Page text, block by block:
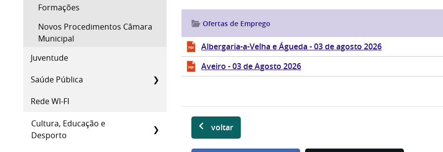
Formações
Novos Procedimentos Câmara
Municipal
Juventude
Saúde Pública
Rede WI-FI
Cultura, Educação e
Desporto
Ofertas de Emprego
Albergaria-a-Velha e Águeda - 03 de agosto 2026
Aveiro - 03 de Agosto 2026
voltar